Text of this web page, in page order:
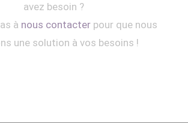
avez besoin ?
à nous contacterpour que nous
une solution à vos besoins !